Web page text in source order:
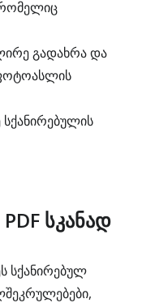
გადახრა და
სკანად
სქანირებულ